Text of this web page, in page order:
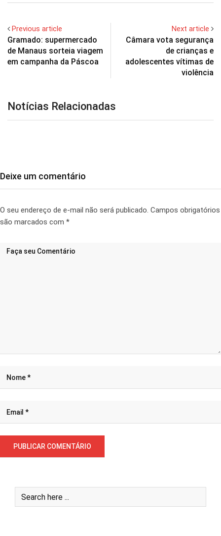
Previous article
Gramado: supermercado
de Manaus sorteia viagem
em campanha da Páscoa
Next article
Câmara vota segurança
de crianças e
adolescentes vítimas de
violência
Notícias Relacionadas
Deixe um comentário
O seu endereço de e-mail não será publicado. Campos obrigatórios
são marcados com *